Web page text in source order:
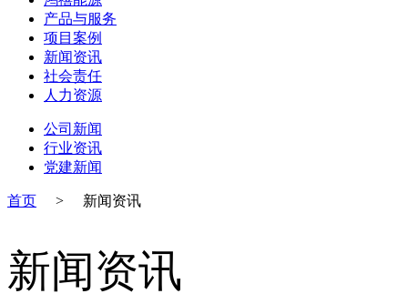
产品与服务
项目案例
新闻资讯
社会责任
人力资源
公司新闻
行业资讯
党建新闻
首页 > 新闻资讯
新闻资讯